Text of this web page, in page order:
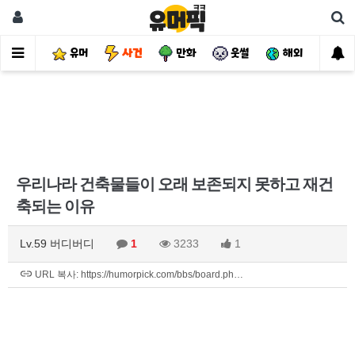
유머 사건 만화 웃썰 해외 핫
우리나라 건축물들이 오래 보존되지 못하고 재건
축되는 이유
Lv.59 버디버디 1 3233 1
URL 복사: https://humorpick.com/bbs/board.ph…